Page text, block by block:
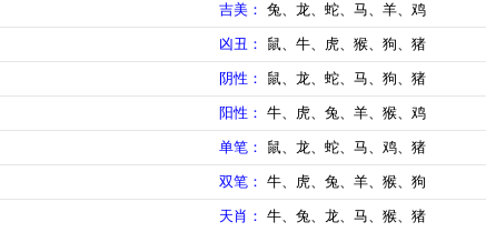
吉美： 兔、龙、蛇、马、羊、鸡
凶丑： 鼠、牛、虎、猴、狗、猪
阴性： 鼠、龙、蛇、马、狗、猪
阳性： 牛、虎、兔、羊、猴、鸡
单笔： 鼠、龙、蛇、马、鸡、猪
双笔： 牛、虎、兔、羊、猴、狗
天肖： 牛、兔、龙、马、猴、猪